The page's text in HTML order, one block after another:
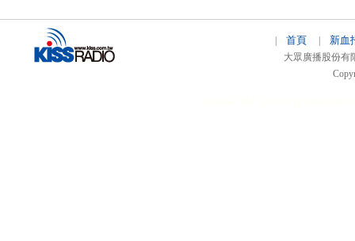
首頁 新血
大眾廣播股份有